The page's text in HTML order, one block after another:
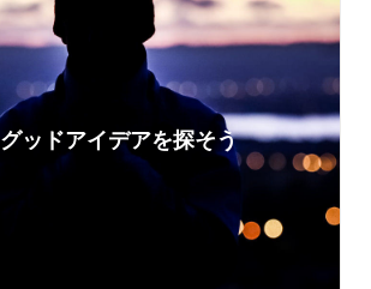
グッドアイデアを探そう